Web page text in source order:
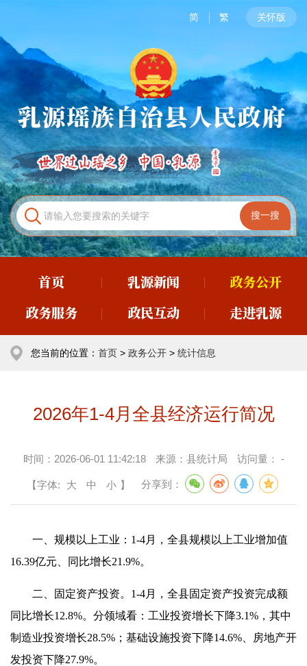
简 繁 关怀版
首页 乳源新闻
政务公开
政务服务
政民互动 走进乳源
您当前的位置： 首页 > 政务公开 > 统计信息
2026年1-4月全县经济运行简况
时间： 2026-06-01 11:42:18 来源： 县统计局 访问量： -
【字体: 大 中 小 】 分享到：
一、规模以上工业：1-4月，全县规模以上工业增加值
16.39亿元、同比增长21.9%。
二、固定资产投资。1-4月，全县固定资产投资完成额
同比增长12.8%。分领域看：工业投资增长下降3.1%，其中
制造业投资增长28.5%；基础设施投资下降14.6%、房地产开
发投资下降27.9%。